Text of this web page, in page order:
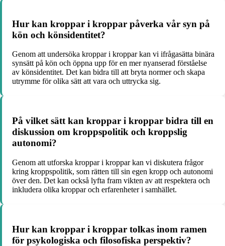
Hur kan kroppar i kroppar påverka vår syn på
kön och könsidentitet?
Genom att undersöka kroppar i kroppar kan vi ifrågasätta binära
synsätt på kön och öppna upp för en mer nyanserad förståelse
av könsidentitet. Det kan bidra till att bryta normer och skapa
utrymme för olika sätt att vara och uttrycka sig.
På vilket sätt kan kroppar i kroppar bidra till en
diskussion om kroppspolitik och kroppslig
autonomi?
Genom att utforska kroppar i kroppar kan vi diskutera frågor
kring kroppspolitik, som rätten till sin egen kropp och autonomi
över den. Det kan också lyfta fram vikten av att respektera och
inkludera olika kroppar och erfarenheter i samhället.
Hur kan kroppar i kroppar tolkas inom ramen
för psykologiska och filosofiska perspektiv?